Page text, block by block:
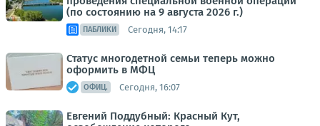
(по состоянию на 9 августа 2026 г.)
ПАБЛИКИ Сегодня, 14:17
Статус многодетной семьи теперь можно
оформить в МФЦ
ОФИЦ. Сегодня, 16:07
Евгений Поддубный: Красный Кут,